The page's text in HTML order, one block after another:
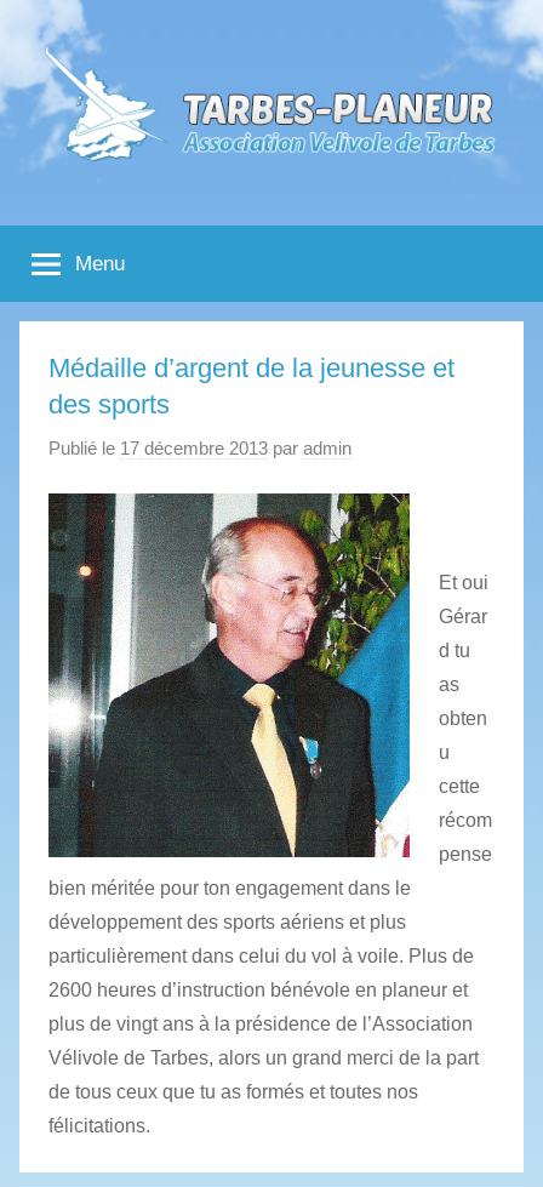
contenu
Tarbes
Planeur
de
Tarbes
Menu
Médaille d’argent de la jeunesse et
des sports
Publié le 17 décembre 2013 par admin
Et oui
Gérar
d tu
as
obten
u
cette
récom
pense
bien méritée pour ton engagement dans le
développement des sports aériens et plus
particulièrement dans celui du vol à voile. Plus de
2600 heures d’instruction bénévole en planeur et
plus de vingt ans à la présidence de l’Association
Vélivole de Tarbes, alors un grand merci de la part
de tous ceux que tu as formés et toutes nos
félicitations.